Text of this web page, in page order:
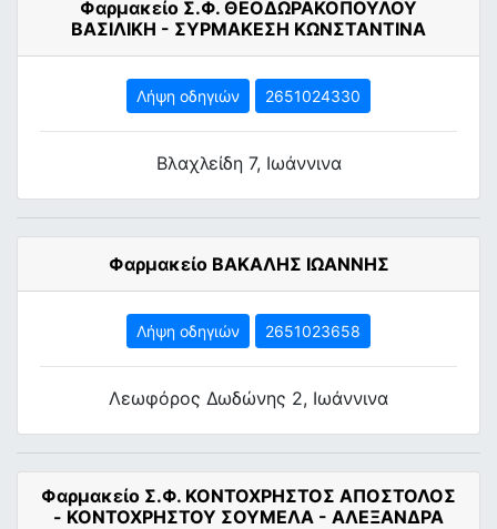
Φαρμακείο Σ.Φ. ΘΕΟΔΩΡΑΚΟΠΟΥΛΟΥ
ΒΑΣΙΛΙΚΗ - ΣΥΡΜΑΚΕΣΗ ΚΩΝΣΤΑΝΤΙΝΑ
Λήψη οδηγιών 2651024330
Βλαχλείδη 7, Ιωάννινα
Φαρμακείο ΒΑΚΑΛΗΣ ΙΩΑΝΝΗΣ
Λήψη οδηγιών 2651023658
Λεωφόρος Δωδώνης 2, Ιωάννινα
Φαρμακείο Σ.Φ. ΚΟΝΤΟΧΡΗΣΤΟΣ ΑΠΟΣΤΟΛΟΣ
- ΚΟΝΤΟΧΡΗΣΤΟΥ ΣΟΥΜΕΛΑ - ΑΛΕΞΑΝΔΡΑ